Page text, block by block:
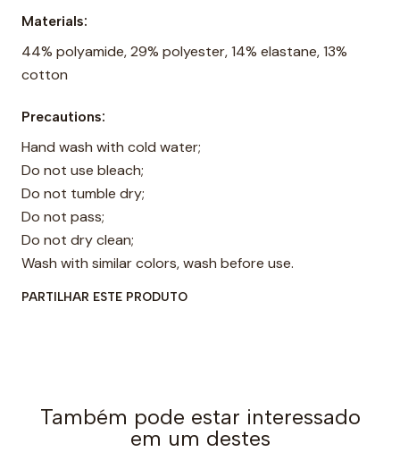
Materials:
44% polyamide, 29% polyester, 14% elastane, 13%
cotton
Precautions:
Hand wash with cold water;
Do not use bleach;
Do not tumble dry;
Do not pass;
Do not dry clean;
Wash with similar colors, wash before use.
PARTILHAR ESTE PRODUTO
Também pode estar interessado
em um destes